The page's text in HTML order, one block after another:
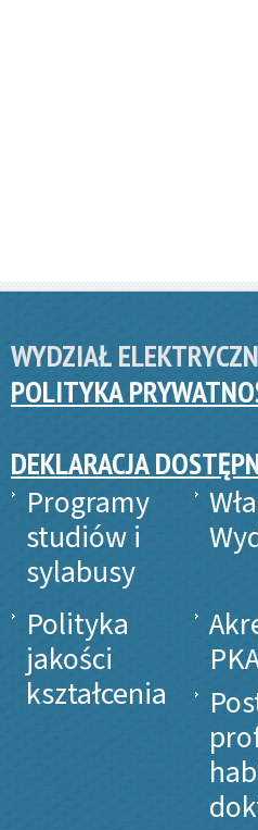
WYDZIAŁ
POLITYKA
DEKLARACJA
Programy
studiów i
sylabusy
Polityka
jakości
kształcenia